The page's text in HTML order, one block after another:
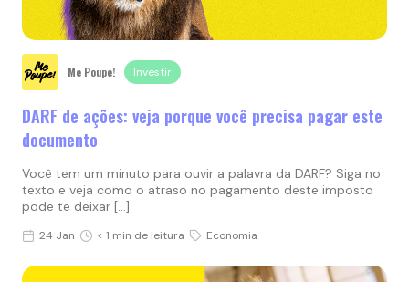
Me Poupe! Investir
DARF de ações: veja porque você precisa pagar este
documento
Você tem um minuto para ouvir a palavra da DARF? Siga no
texto e veja como o atraso no pagamento deste imposto
pode te deixar […]
24 Jan < 1 min de leitura Economia